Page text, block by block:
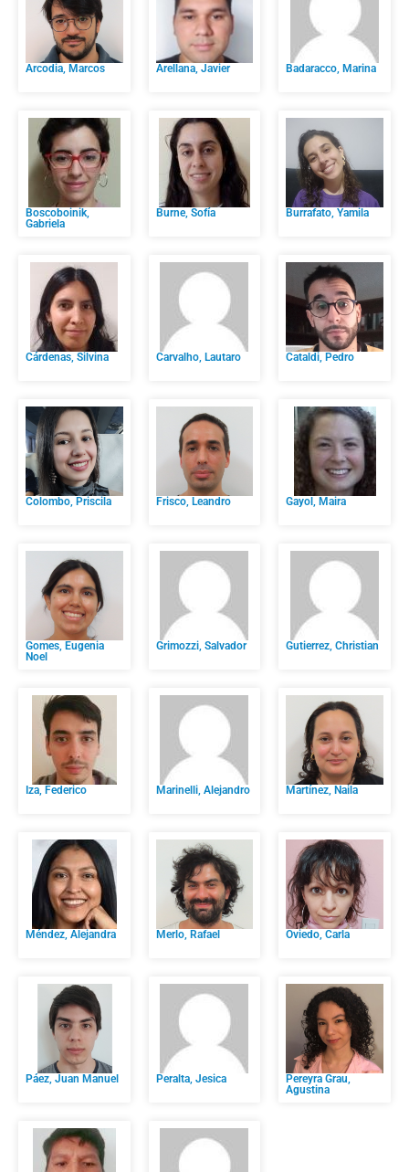
Arcodia, Marcos Arellana, Javier Badaracco, Marina
Boscoboinik,
Gabriela
Burne, Sofía Burrafato, Yamila
Cárdenas, Silvina Carvalho, Lautaro Cataldi, Pedro
Colombo, Priscila Frisco, Leandro Gayol, Maira
Gomes, Eugenia
Noel
Grimozzi, Salvador Gutierrez, Christian
Iza, Federico Marinelli, Alejandro Martínez, Naila
Méndez, Alejandra Merlo, Rafael Oviedo, Carla
Páez, Juan Manuel Peralta, Jesica
Pereyra Grau,
Agustina